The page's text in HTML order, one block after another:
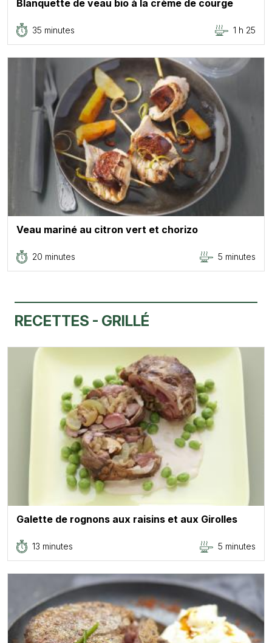
Blanquette de veau bio à la crème de courge
35 minutes 1 h 25
Veau mariné au citron vert et chorizo
20 minutes 5 minutes
RECETTES - GRILLÉ
Galette de rognons aux raisins et aux Girolles
13 minutes 5 minutes